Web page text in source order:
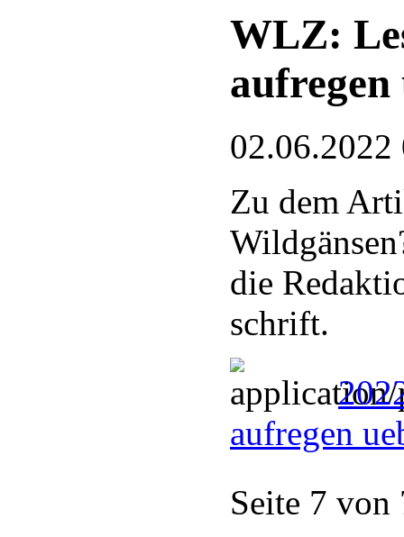
WLZ:
aufregen
02.06.2022
Zu dem
die
schrift.
aufregen
Seite 7 von